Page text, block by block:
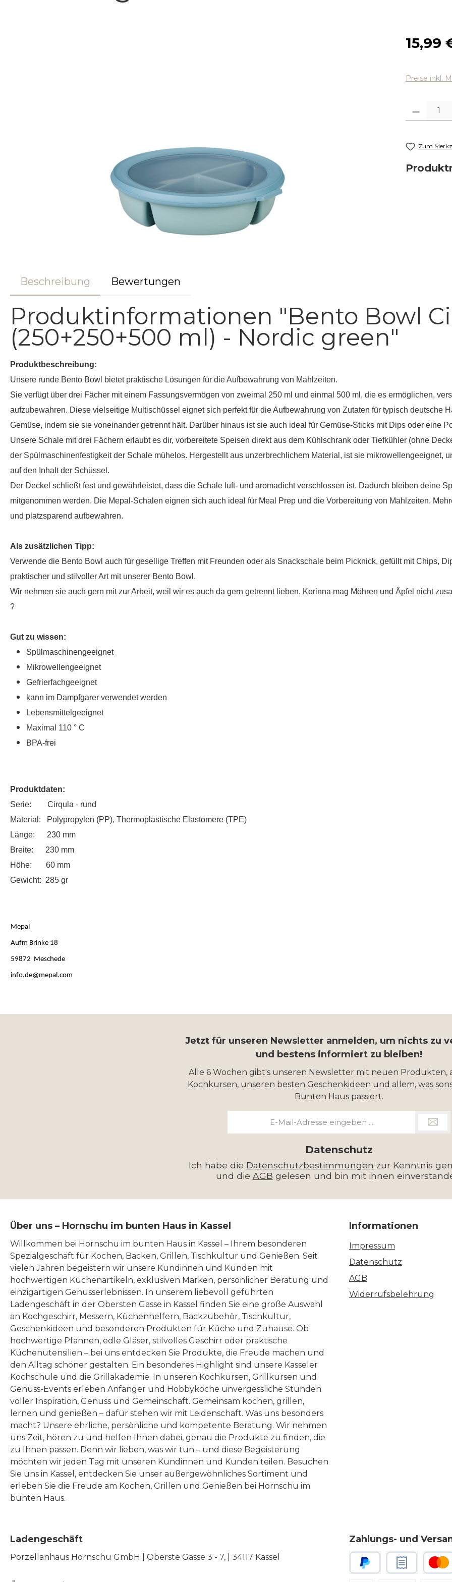
15,99
Preise inkl.
Produkt
Zum
Beschreibung Bewertungen
Produktinformationen "Bento Bowl
(250+250+500 ml) - Nordic green"
Produktbeschreibung:
Unsere runde Bento Bowl bietet praktische Lösungen für die Aufbewahrung von Mahlzeiten.
Sie verfügt über drei Fächer mit einem Fassungsvermögen von zweimal 250 ml und einmal 500 ml, die es ermöglichen,
aufzubewahren. Diese vielseitige Multischüssel eignet sich perfekt für die Aufbewahrung von Zutaten für typisch deutsche
Gemüse, indem sie sie voneinander getrennt hält. Darüber hinaus ist sie auch ideal für Gemüse-Sticks mit Dips oder eine
Unsere Schale mit drei Fächern erlaubt es dir, vorbereitete Speisen direkt aus dem Kühlschrank oder Tiefkühler (ohne
der Spülmaschinenfestigkeit der Schale mühelos. Hergestellt aus unzerbrechlichem Material, ist sie mikrowellengeeignet,
auf den Inhalt der Schüssel.
Der Deckel schließt fest und gewährleistet, dass die Schale luft- und aromadicht verschlossen ist. Dadurch bleiben deine
mitgenommen werden. Die Mepal-Schalen eignen sich auch ideal für Meal Prep und die Vorbereitung von Mahlzeiten.
und platzsparend aufbewahren.
Als zusätzlichen Tipp:
Verwende die Bento Bowl auch für gesellige Treffen mit Freunden oder als Snackschale beim Picknick, gefüllt mit Chips,
praktischer und stilvoller Art mit unserer Bento Bowl.
Wir nehmen sie auch gern mit zur Arbeit, weil wir es auch da gern getrennt lieben. Korinna mag Möhren und Äpfel nicht
?
Gut zu wissen:
Spülmaschinengeeignet
Mikrowellengeeignet
Gefrierfachgeeignet
kann im Dampfgarer verwendet werden
Lebensmittelgeeignet
Maximal 110 ° C
BPA-frei
Produktdaten:
Serie: Cirqula - rund
Material: Polypropylen (PP), Thermoplastische Elastomere (TPE)
Länge: 230 mm
Breite: 230 mm
Höhe: 60 mm
Gewicht: 285 gr
Mepal
Aufm Brinke 18
59872 Meschede
info.de@mepal.com
Jetzt für unseren Newsletter anmelden, um nichts zu
und bestens informiert zu bleiben!
Alle 6 Wochen gibt's unseren Newsletter mit neuen Produkten,
Kochkursen, unseren besten Geschenkideen und allem, was
Bunten Haus passiert.
Datenschutz
Ich habe die Datenschutzbestimmungen zur Kenntnis
und die AGB gelesen und bin mit ihnen
Über uns – Hornschu im bunten Haus in Kassel
Willkommen bei Hornschu im bunten Haus in Kassel – Ihrem besonderen
Spezialgeschäft für Kochen, Backen, Grillen, Tischkultur und Genießen. Seit
vielen Jahren begeistern wir unsere Kundinnen und Kunden mit
hochwertigen Küchenartikeln, exklusiven Marken, persönlicher Beratung und
einzigartigen Genusserlebnissen. In unserem liebevoll geführten
Ladengeschäft in der Obersten Gasse in Kassel finden Sie eine große Auswahl
an Kochgeschirr, Messern, Küchenhelfern, Backzubehör, Tischkultur,
Geschenkideen und besonderen Produkten für Küche und Zuhause. Ob
hochwertige Pfannen, edle Gläser, stilvolles Geschirr oder praktische
Küchenutensilien – bei uns entdecken Sie Produkte, die Freude machen und
den Alltag schöner gestalten. Ein besonderes Highlight sind unsere Kasseler
Kochschule und die Grillakademie. In unseren Kochkursen, Grillkursen und
Genuss-Events erleben Anfänger und Hobbyköche unvergessliche Stunden
voller Inspiration, Genuss und Gemeinschaft. Gemeinsam kochen, grillen,
lernen und genießen – dafür stehen wir mit Leidenschaft. Was uns besonders
macht? Unsere ehrliche, persönliche und kompetente Beratung. Wir nehmen
uns Zeit, hören zu und helfen Ihnen dabei, genau die Produkte zu finden, die
zu Ihnen passen. Denn wir lieben, was wir tun – und diese Begeisterung
möchten wir jeden Tag mit unseren Kundinnen und Kunden teilen. Besuchen
Sie uns in Kassel, entdecken Sie unser außergewöhnliches Sortiment und
erleben Sie die Freude am Kochen, Grillen und Genießen bei Hornschu im
bunten Haus.
Informationen
Impressum
Datenschutz
AGB
Widerrufsbelehrung
Ladengeschäft
Porzellanhaus Hornschu GmbH | Oberste Gasse 3 - 7, | 34117 Kassel
Zahlungs- und